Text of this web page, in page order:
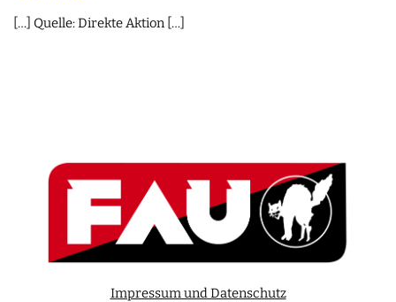
[…] Quelle: Direkte Aktion […]
Impressum und Datenschutz